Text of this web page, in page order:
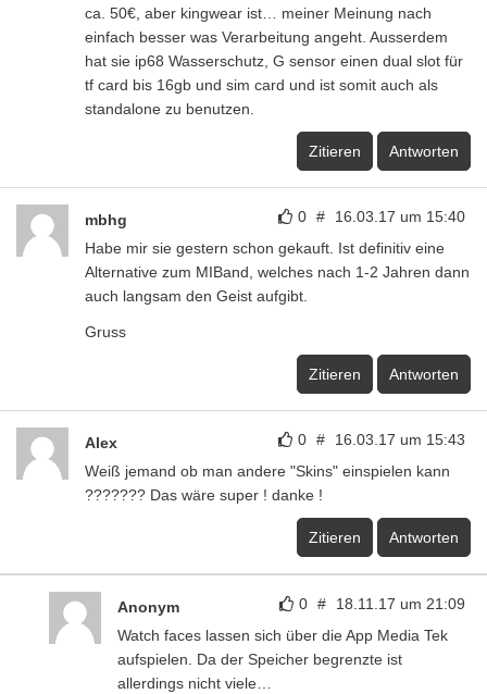
ca. 50€, aber kingwear ist… meiner Meinung nach
einfach besser was Verarbeitung angeht. Ausserdem
hat sie ip68 Wasserschutz, G sensor einen dual slot für
tf card bis 16gb und sim card und ist somit auch als
standalone zu benutzen.
Zitieren Antworten
0 # 16.03.17 um 15:40
mbhg
Habe mir sie gestern schon gekauft. Ist definitiv eine
Alternative zum MIBand, welches nach 1-2 Jahren dann
auch langsam den Geist aufgibt.
Gruss
Zitieren Antworten
0 # 16.03.17 um 15:43
Alex
Weiß jemand ob man andere "Skins" einspielen kann
??????? Das wäre super ! danke !
Zitieren Antworten
0 # 18.11.17 um 21:09
Anonym
Watch faces lassen sich über die App Media Tek
aufspielen. Da der Speicher begrenzte ist
allerdings nicht viele…